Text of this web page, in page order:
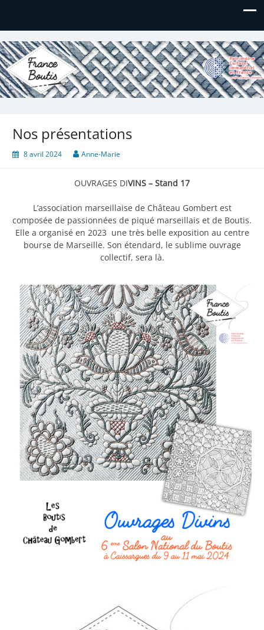
France Boutis
Le site de France Boutis
Nos présentations
8 avril 2024 Anne-Marie
OUVRAGES DIVINS – Stand 17
L’association marseillaise de Château Gombert est
composée de passionnées de piqué marseillais et de Boutis.
Elle a organisé en 2023 une très belle exposition au centre
bourse de Marseille. Son étendard, le sublime ouvrage
collectif, sera là.